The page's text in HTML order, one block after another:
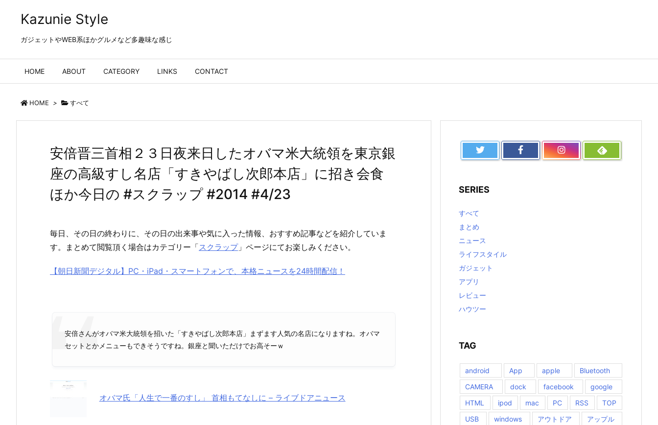
Kazunie Style
ガジェットやWEB系ほかグルメなど多趣味な感じ
HOME ABOUT CATEGORY LINKS CONTACT
HOME > すべて
安倍晋三首相２３日夜来日したオバマ米大統領を東京銀
座の高級すし名店「すきやばし次郎本店」に招き会食
ほか今日の #スクラップ #2014 #4/23
毎日、その日の終わりに、その日の出来事や気に入った情報、おすすめ記事などを紹介していま
す。まとめて閲覧頂く場合はカテゴリー「スクラップ」ページにてお楽しみください。
【朝日新聞デジタル】PC・iPad・スマートフォンで、本格ニュースを24時間配信！
安倍さんがオバマ米大統領を招いた「すきやばし次郎本店」まずます人気の名店になりますね。オバマ
セットとかメニューもできそうですね。銀座と聞いただけでお高そーｗ
オバマ氏「人生で一番のすし」 首相もてなしに – ライブドアニュース
SERIES
すべて
まとめ
ニュース
ライフスタイル
ガジェット
アプリ
レビュー
ハウツー
TAG
android App apple
Bluetooth
CAMERA
dock facebook
google
HTML
ipod mac PC RSS
TOP
USB
windows アウトドア アップル